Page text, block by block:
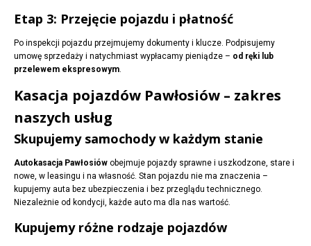
Etap 3: Przejęcie pojazdu i płatność
Po inspekcji pojazdu przejmujemy dokumenty i klucze. Podpisujemy
umowę sprzedaży i natychmiast wypłacamy pieniądze – od ręki lub
przelewem ekspresowym.
Kasacja pojazdów Pawłosiów – zakres
naszych usług
Skupujemy samochody w każdym stanie
Autokasacja Pawłosiów obejmuje pojazdy sprawne i uszkodzone, stare i
nowe, w leasingu i na własność. Stan pojazdu nie ma znaczenia –
kupujemy auta bez ubezpieczenia i bez przeglądu technicznego.
Niezależnie od kondycji, każde auto ma dla nas wartość.
Kupujemy różne rodzaje pojazdów